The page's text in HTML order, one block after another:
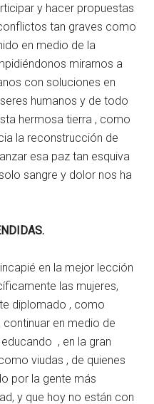
y hacer propuestas
tan graves como
en medio de la
mirarnos a
con soluciones en
humanos y de todo
hermosa tierra , como
la reconstrucción de
esa paz tan esquiva
sangre y dolor nos ha
en la mejor lección
las mujeres,
diplomado , como
en medio de
, en la gran
viudas , de quienes
por la gente más
y que hoy no están con